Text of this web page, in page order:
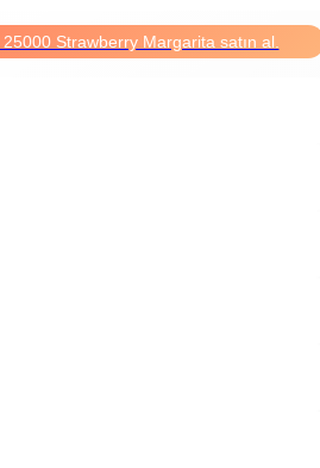
Strawberry Margarita satın al.